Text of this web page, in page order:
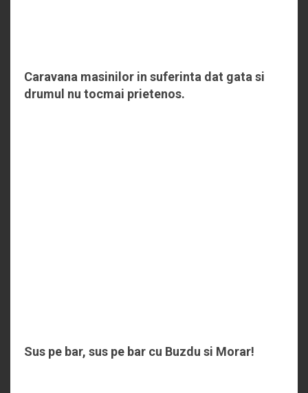
Caravana masinilor in suferinta dat gata si
drumul nu tocmai prietenos.
Sus pe bar, sus pe bar cu Buzdu si Morar!